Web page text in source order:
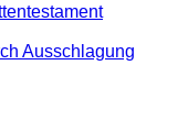
Ausschlagung